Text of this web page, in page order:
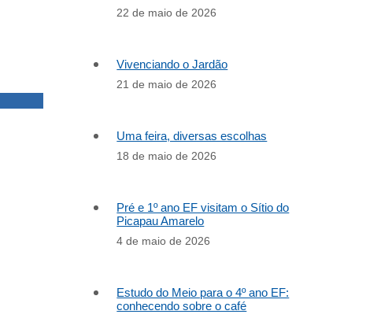
22 de maio de 2026
Vivenciando o Jardão
21 de maio de 2026
Uma feira, diversas escolhas
18 de maio de 2026
Pré e 1º ano EF visitam o Sítio do
Picapau Amarelo
4 de maio de 2026
Estudo do Meio para o 4º ano EF:
conhecendo sobre o café